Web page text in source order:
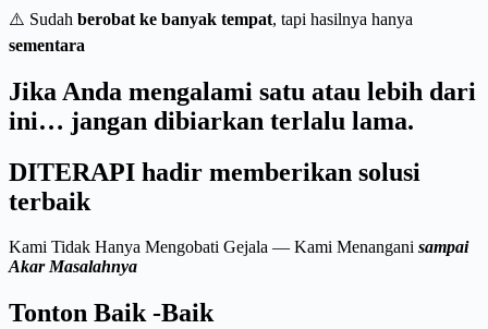
⚠️ Sudah berobat ke banyak tempat, tapi hasilnya hanya
sementara
Jika Anda mengalami satu atau lebih dari
ini… jangan dibiarkan terlalu lama.
DITERAPI hadir memberikan solusi
terbaik
Kami Tidak Hanya Mengobati Gejala — Kami Menangani sampai
Akar Masalahnya
Tonton Baik -Baik